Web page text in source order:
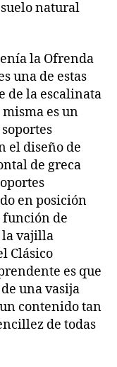
natural
la Ofrenda
una de estas
de la escalinata
es un
el diseño de
de greca
en posición
función de
la vajilla
Clásico
es que
una vasija
contenido tan
de todas